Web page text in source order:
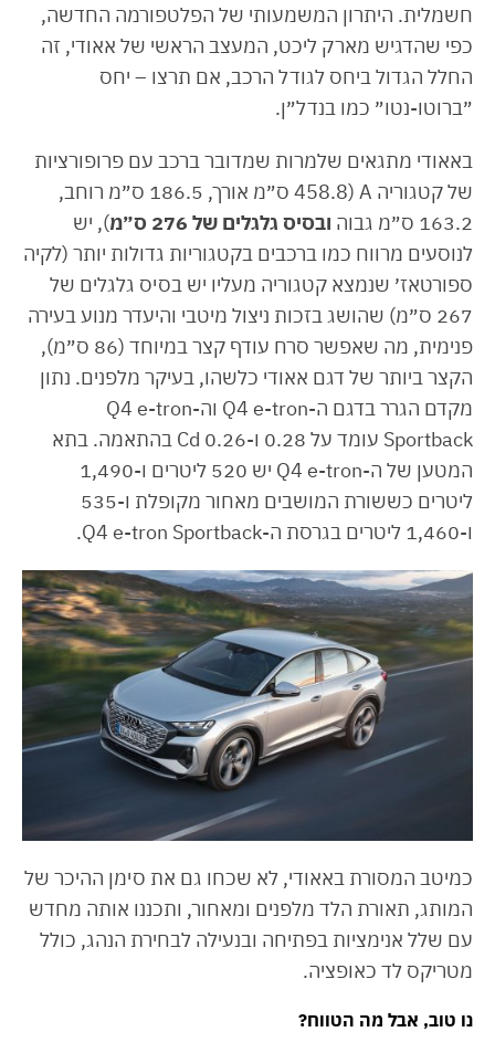
חשמלית. היתרון המשמעותי של הפלטפורמה החדשה,
כפי שהדגיש מארק ליכט, המעצב הראשי של אאודי, זה
החלל הגדול ביחס לגודל הרכב, אם תרצו – יחס
״ברוטו-נטו״ כמו בנדל״ן.
באאודי מתגאים שלמרות שמדובר ברכב עם פרופורציות
של קטגוריה A (458.8 ס״מ אורך, 186.5 ס״מ רוחב,
163.2 ס״מ גבוה
ובסיס גלגלים של 276 ס״מ
), יש
לנוסעים מרווח כמו ברכבים בקטגוריות גדולות יותר (לקיה
ספורטאז׳ שנמצא קטגוריה מעליו יש בסיס גלגלים של
267 ס״מ) שהושג בזכות ניצול מיטבי והיעדר מנוע בעירה
פנימית, מה שאפשר סרח עודף קצר במיוחד (86 ס״מ),
הקצר ביותר של דגם אאודי כלשהו, בעיקר מלפנים. נתון
מקדם הגרר בדגם ה-Q4 e-tron וה-Q4 e-tron
Sportback עומד על 0.28 ו-0.26 Cd בהתאמה. בתא
המטען של ה-Q4 e-tron יש 520 ליטרים ו-1,490
ליטרים כששורת המושבים מאחור מקופלת ו-535
ו-1,460 ליטרים בגרסת ה-Q4 e-tron Sportback.
כמיטב המסורת באאודי, לא שכחו גם את סימן ההיכר של
המותג, תאורת הלד מלפנים ומאחור, ותכננו אותה מחדש
עם שלל אנימציות בפתיחה ובנעילה לבחירת הנהג, כולל
מטריקס לד כאופציה.
נו טוב, אבל מה הטווח?